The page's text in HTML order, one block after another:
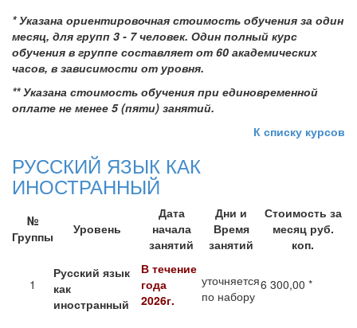
*Указана ориентировочная стоимость обучения за один
месяц, для групп 3 - 7 человек. Один полный курс
обучения в группе составляет от 60 академических
часов, в зависимости от уровня.
** Указана стоимость обучения при единовременной
оплате не менее 5 (пяти) занятий.
К списку курсов
РУССКИЙ ЯЗЫК КАК
ИНОСТРАННЫЙ
№
Группы
Уровень
Дата
начала
занятий
Дни и
Время
занятий
Стоимость за
месяц руб.
коп.
1
Русский язык
как
иностранный
В течение
года
2026г.
уточняется
по набору
6 300,00 *